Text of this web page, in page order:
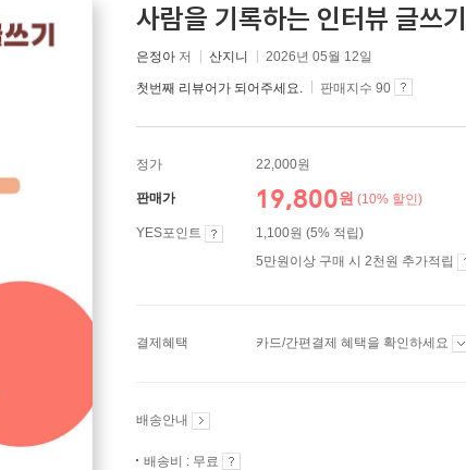
사람을 기록하는 인터뷰 글쓰기
은정아 저 산지니 2026년 05월 12일
첫번째 리뷰어가 되어주세요. 판매지수 90
정가 22,000원
판매가 19,800원 (10% 할인)
YES포인트
1,100원 (5% 적립)
5만원이상 구매 시 2천원 추가적립
결제혜택 카드/간편결제 혜택을 확인하세요
배송안내
배송비 : 무료